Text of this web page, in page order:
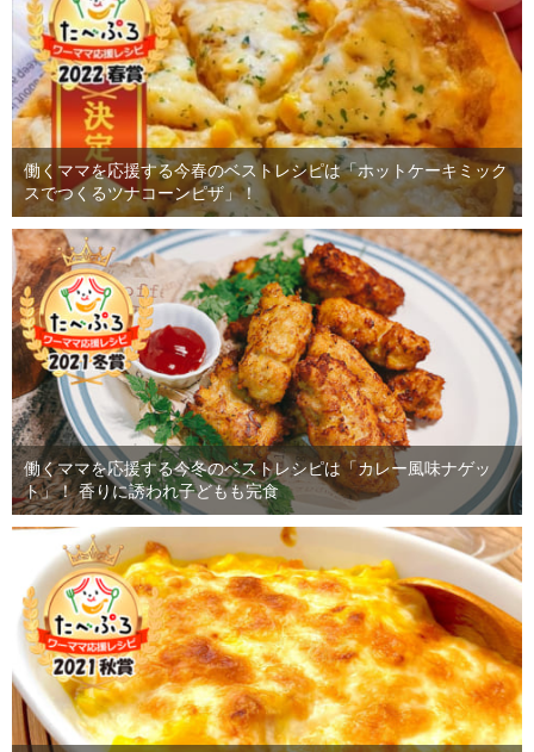
働くママを応援する今春のベストレシピは「ホットケーキミック
スでつくるツナコーンピザ」！
働くママを応援する今冬のベストレシピは「カレー風味ナゲッ
ト」！ 香りに誘われ子どもも完食